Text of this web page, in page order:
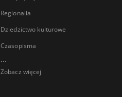
Regionalia
Dziedzictwo kulturowe
Czasopisma
...
Zobacz więcej